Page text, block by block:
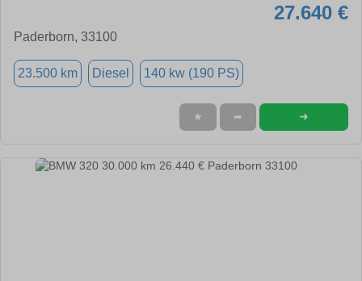
27.640 €
Paderborn, 33100
23.500 km Diesel 140 kw (190 PS)
★ ➦ ➜